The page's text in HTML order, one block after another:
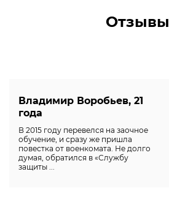
Отзывы
Владимир Воробьев, 21
года
В 2015 году перевелся на заочное
обучение, и сразу же пришла
повестка от военкомата. Не долго
думая, обратился в «Службу
защиты ...